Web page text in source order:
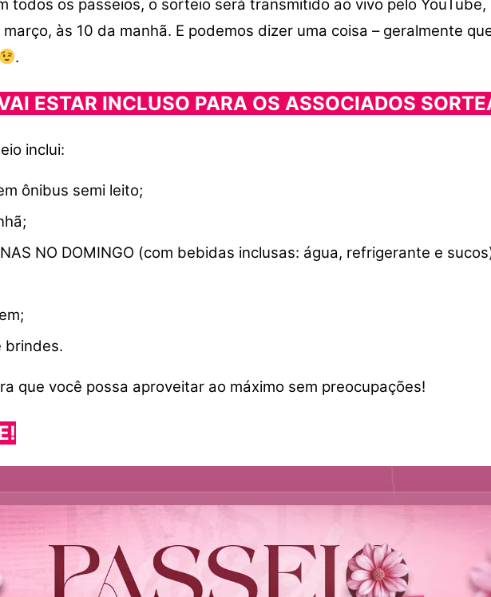
todos os passeios, o sorteio será transmitido ao vivo pelo
às 10 da manhã. E podemos dizer uma coisa – geralmente
.
ESTAR INCLUSO PARA OS ASSOCIADOS
inclui:
ônibus semi leito;
NO DOMINGO (com bebidas inclusas: água, refrigerante e
brindes.
que você possa aproveitar ao máximo sem preocupações!